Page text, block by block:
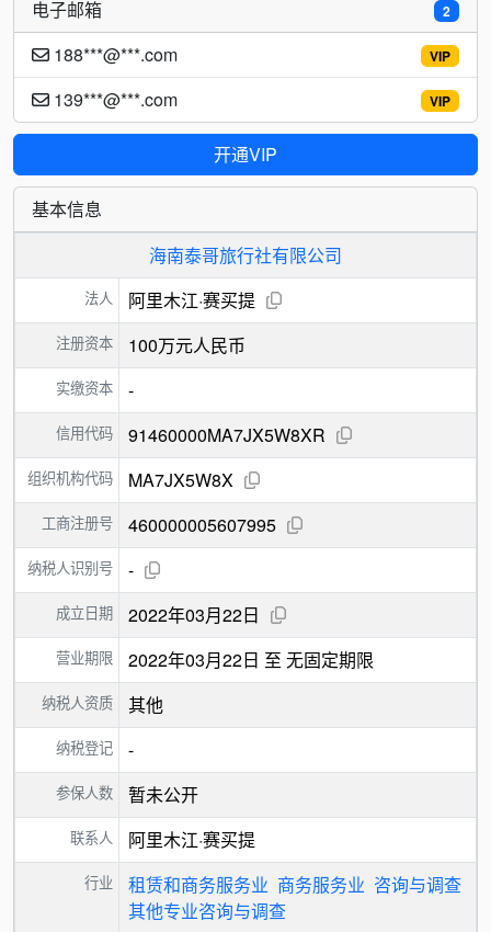
2
电子邮箱
VIP
188***@***.com
VIP
139***@***.com
开通VIP
基本信息
海南泰哥旅行社有限公司
法人 阿里木江·赛买提
注册资本 100万元人民币
实缴资本 -
信用代码 91460000MA7JX5W8XR
组织机构代码 MA7JX5W8X
工商注册号 460000005607995
纳税人识别号 -
成立日期 2022年03月22日
营业期限 2022年03月22日 至 无固定期限
纳税人资质 其他
纳税登记 -
参保人数 暂未公开
联系人 阿里木江·赛买提
行业 租赁和商务服务业 商务服务业 咨询与调查
其他专业咨询与调查